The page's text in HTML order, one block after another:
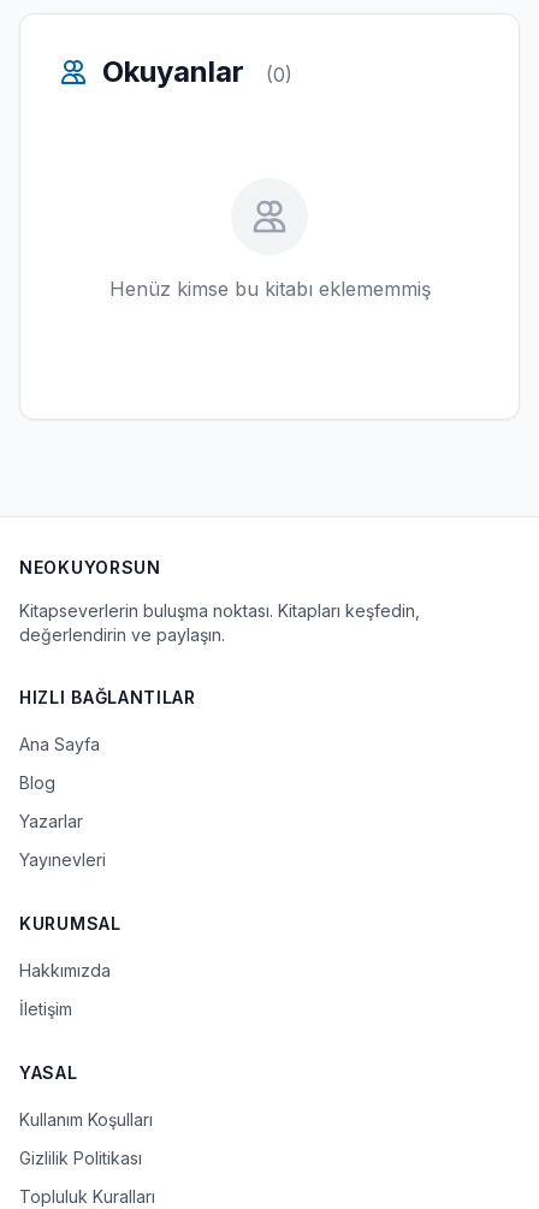
Okuyanlar (0)
Henüz kimse bu kitabı eklememmiş
NEOKUYORSUN
Kitapseverlerin buluşma noktası. Kitapları keşfedin,
değerlendirin ve paylaşın.
HIZLI BAĞLANTILAR
Ana Sayfa
Blog
Yazarlar
Yayınevleri
KURUMSAL
Hakkımızda
İletişim
YASAL
Kullanım Koşulları
Gizlilik Politikası
Topluluk Kuralları